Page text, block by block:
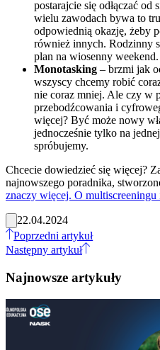
postarajcie się odłączać
wielu zawodach bywa to
odpowiednią okazję, żeby
również innych. Rodzinny
plan na wiosenny weekend.
Monotasking – brzmi jak
wszyscy chcemy robić
nie coraz mniej. Ale czy w
przebodźcowania i
więcej? Być może nowy
jednocześnie tylko na
spróbujemy.
Chcecie dowiedzieć się więcej?
najnowszego poradnika,
znaczy więcej. O
22.04.2024
Poprzedni artykuł
Następny artykuł
Najnowsze artykuły